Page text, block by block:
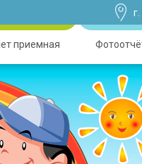
приемная